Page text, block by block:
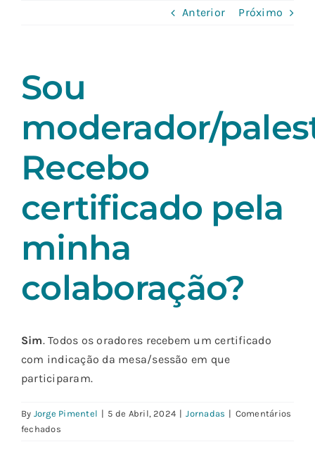
Anterior Próximo
Sou
moderador/
Recebo
certificado pela
minha
colaboração?
Sim. Todos os oradores recebem um certificado
com indicação da mesa/sessão em que
participaram.
By Jorge Pimentel | 5 de Abril, 2024 | Jornadas | Comentários
fechadosem